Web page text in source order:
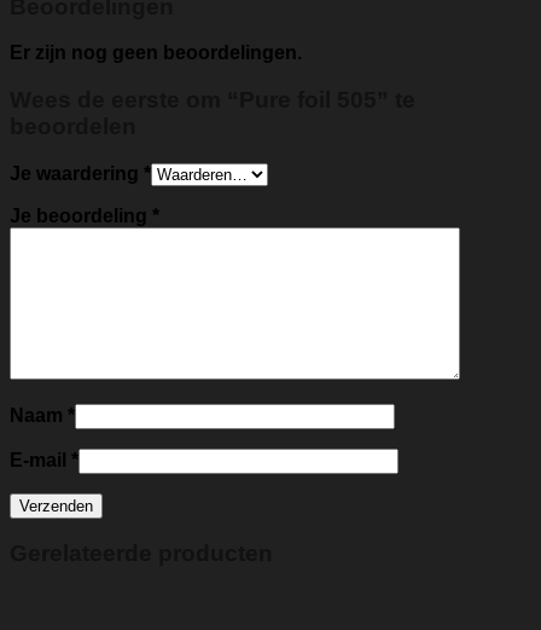
Er zijn nog geen beoordelingen.
Je waardering *
Je beoordeling *
Naam *
E-mail *